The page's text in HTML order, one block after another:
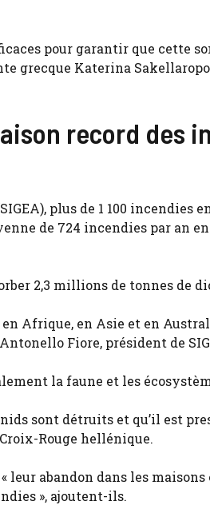
pour garantir que cette
grecque Katerina
record des
plus de 1 100 incendies
de 724 incendies par an
2,3 millions de tonnes de
Afrique, en Asie et en
Fiore, président de
la faune et les
sont détruits et qu’il est
Rouge hellénique.
abandon dans les
», ajoutent-ils.